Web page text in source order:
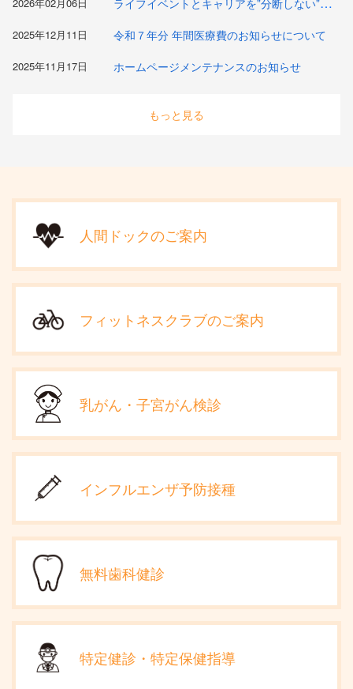
2025年12月11日 令和７年分 年間医療費のお知らせについて
2025年11月17日 ホームページメンテナンスのお知らせ
もっと見る
人間ドックのご案内
フィットネスクラブのご案内
乳がん・子宮がん検診
インフルエンザ予防接種
無料歯科健診
特定健診・特定保健指導